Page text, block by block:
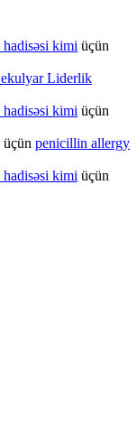
kimi üçün
Liderlik
kimi üçün
üçün penicillin allergy
kimi üçün